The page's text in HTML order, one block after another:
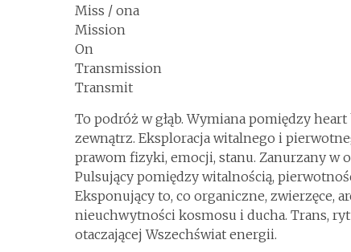
Miss / ona
Mission
On
Transmission
Transmit
To podróż w głąb. Wymiana pomiędzy
zewnątrz. Eksploracja witalnego i
prawom fizyki, emocji, stanu. Zanurzany w
Pulsujący pomiędzy witalnością,
Eksponujący to, co organiczne, zwierzęce,
nieuchwytności kosmosu i ducha. Trans,
otaczającej Wszechświat energii.